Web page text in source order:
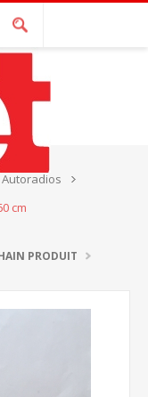
Autoradios
cm
PRODUIT